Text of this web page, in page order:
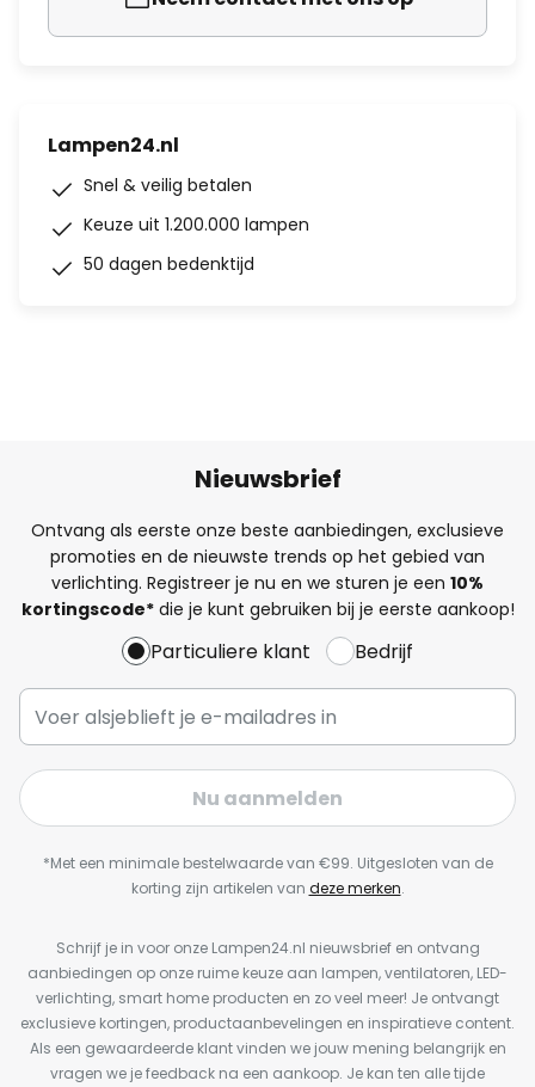
Lampen24.nl
Snel & veilig betalen
Keuze uit 1.200.000 lampen
50 dagen bedenktijd
Nieuwsbrief
Ontvang als eerste onze beste aanbiedingen, exclusieve
promoties en de nieuwste trends op het gebied van
verlichting. Registreer je nu en we sturen je een 10%
kortingscode*die je kunt gebruiken bij je eerste aankoop!
Particuliere klant Bedrijf
Nu aanmelden
*Met een minimale bestelwaarde van €99. Uitgesloten van de
korting zijn artikelen van deze merken.
Schrijf je in voor onze Lampen24.nl nieuwsbrief en ontvang
aanbiedingen op onze ruime keuze aan lampen, ventilatoren, LED-
verlichting, smart home producten en zo veel meer! Je ontvangt
exclusieve kortingen, productaanbevelingen en inspiratieve content.
Als een gewaardeerde klant vinden we jouw mening belangrijk en
vragen we je feedback na een aankoop. Je kan ten alle tijde